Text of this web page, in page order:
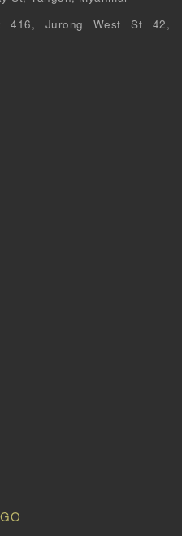
416, Jurong West St 42,